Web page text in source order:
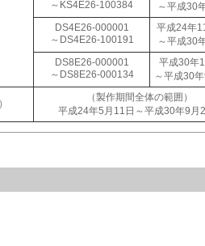
～KS4E26-100384
～平成30
DS4E26-000001
～DS4E26-100191
平成24年
～平成30
DS8E26-000001
～DS8E26-000134
平成30年
～平成30
（製作期間全体の範囲）
平成24年5月11日～平成30年9月